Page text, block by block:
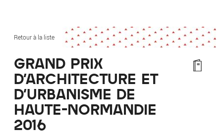
TYPE DE RESSOURCES
MATÉRIAUX
AUTRES CRITÈRES
Retour à la liste
GRAND PRIX
D'ARCHITECTURE ET
D'URBANISME DE
HAUTE-NORMANDIE
2016